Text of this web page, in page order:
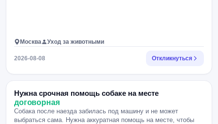
Москва Уход за животными
2026-08-08 Откликнуться
Нужна срочная помощь собаке на месте
договорная
Собака после наезда забилась под машину и не может
выбраться сама. Нужна аккуратная помощь на месте, чтобы